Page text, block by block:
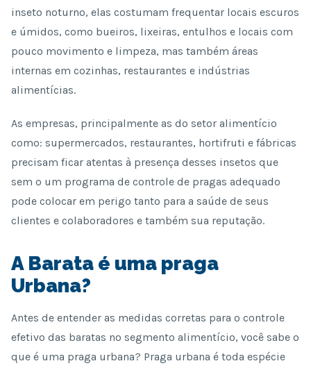
inseto noturno, elas costumam frequentar locais escuros
e úmidos, como bueiros, lixeiras, entulhos e locais com
pouco movimento e limpeza, mas também áreas
internas em cozinhas, restaurantes e indústrias
alimentícias.
As empresas, principalmente as do setor alimentício
como: supermercados, restaurantes, hortifruti e fábricas
precisam ficar atentas à presença desses insetos que
sem o um programa de controle de pragas adequado
pode colocar em perigo tanto para a saúde de seus
clientes e colaboradores e também sua reputação.
A Barata é uma praga
Urbana?
Antes de entender as medidas corretas para o controle
efetivo das baratas no segmento alimentício, você sabe o
que é uma praga urbana? Praga urbana é toda espécie